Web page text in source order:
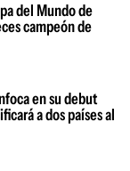
del Mundo de
campeón de
en su debut
a dos países al